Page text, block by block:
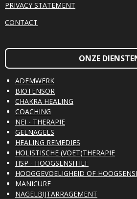
PRIVACY STATEMENT
CONTACT
ONZE
ADEMWERK
BIOTENSOR
CHAKRA HEALING
COACHING
NEI - THERAPIE
GELNAGELS
HEALING REMEDIES
HOLISTISCHE (VOET)THERAPIE
HSP - HOOGSENSITIEF
HOOGGEVOELIGHEID OF
MANICURE
NAGELBIJTARRAGEMENT